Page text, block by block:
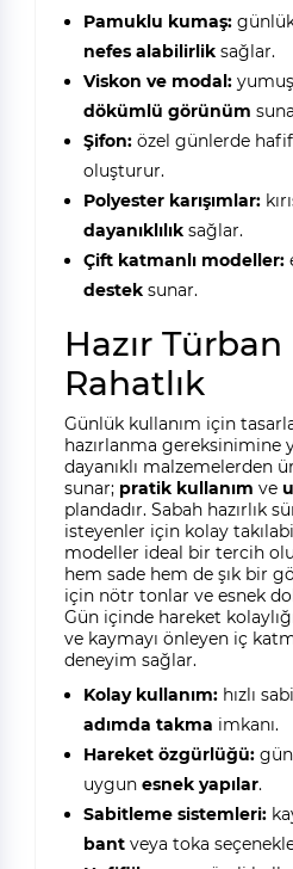
Pamuklu kumaş:günlük
nefes alabilirliksağlar.
Viskon ve modal:
dökümlü görünüm
Şifon:özel günlerde
oluşturur.
Polyester karışımlar:
dayanıklılıksağlar.
Çift katmanlı modeller:
desteksunar.
Hazır
Rahatlık
Günlük kullanım için
hazırlanma gereksinimine
dayanıklı malzemelerden
sunar; pratik kullanım ve
plandadır. Sabah hazırlık
isteyenler için kolay
modeller ideal bir tercih
hem sade hem de şık bir
için nötr tonlar ve esnek
Gün içinde hareket
ve kaymayı önleyen iç
deneyim sağlar.
Kolay kullanım:hızlı
adımda takma imkanı.
Hareket özgürlüğü:
uygun esnek yapılar.
Sabitleme sistemleri:
bantveya toka